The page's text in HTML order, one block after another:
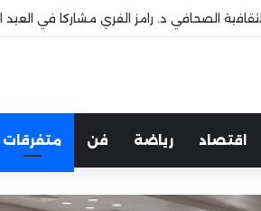
نقيب موظفي قاديشا
اقتصاد رياضة فن متفرقات